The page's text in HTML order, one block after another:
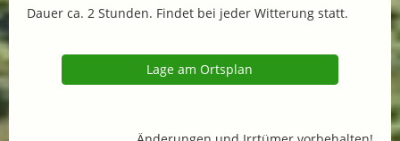
Dauer ca. 2 Stunden. Findet bei jeder Witterung statt.
Lage am Ortsplan